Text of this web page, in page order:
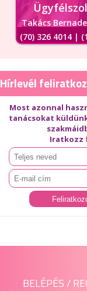
Takács
(70) 326 4014 |
Hírlevél
Most azonnal
tanácsokat
Iratkozz
BELÉPÉS /